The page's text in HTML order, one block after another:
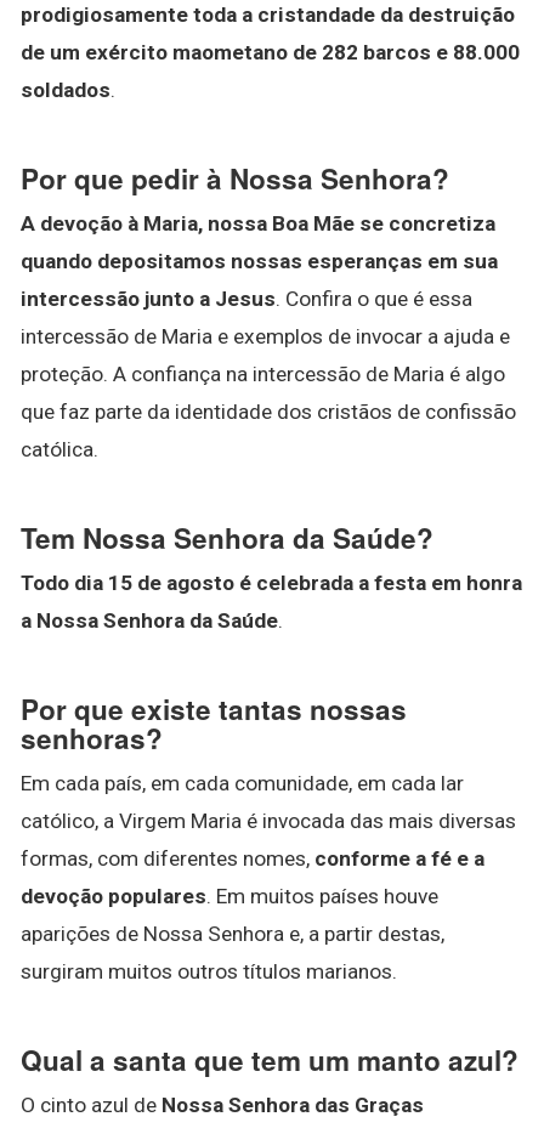
prodigiosamente toda a cristandade da destruição
de um exército maometano de 282 barcos e 88.000
soldados.
Por que pedir à Nossa Senhora?
A devoção à Maria, nossa Boa Mãe se concretiza
quando depositamos nossas esperanças em sua
intercessão junto a Jesus. Confira o que é essa
intercessão de Maria e exemplos de invocar a ajuda e
proteção. A confiança na intercessão de Maria é algo
que faz parte da identidade dos cristãos de confissão
católica.
Tem Nossa Senhora da Saúde?
Todo dia 15 de agosto é celebrada a festa em honra
a Nossa Senhora da Saúde.
Por que existe tantas nossas
senhoras?
Em cada país, em cada comunidade, em cada lar
católico, a Virgem Maria é invocada das mais diversas
formas, com diferentes nomes, conforme a fé e a
devoção populares. Em muitos países houve
aparições de Nossa Senhora e, a partir destas,
surgiram muitos outros títulos marianos.
Qual a santa que tem um manto azul?
O cinto azul de Nossa Senhora das Graças